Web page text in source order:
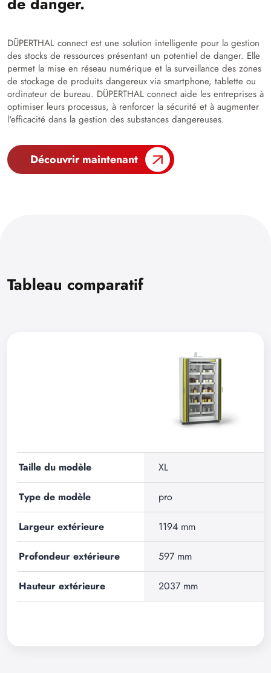
DÜPERTHAL connect est une solution intelligente pour la gestion
des stocks de ressources présentant un potentiel de danger. Elle
permet la mise en réseau numérique et la surveillance des zones
de stockage de produits dangereux via smartphone, tablette ou
ordinateur de bureau. DÜPERTHAL connect aide les entreprises à
optimiser leurs processus, à renforcer la sécurité et à augmenter
l'efficacité dans la gestion des substances dangereuses.
Découvrir maintenant
Tableau comparatif
Taille du modèle XL
Type de modèle pro
Largeur extérieure 1194 mm
Profondeur extérieure 597 mm
Hauteur extérieure 2037 mm